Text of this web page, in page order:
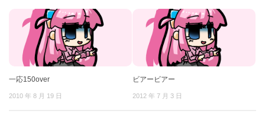
一応150over
2010 年 8 月 19 日
ビアービアー
2012 年 7 月 3 日